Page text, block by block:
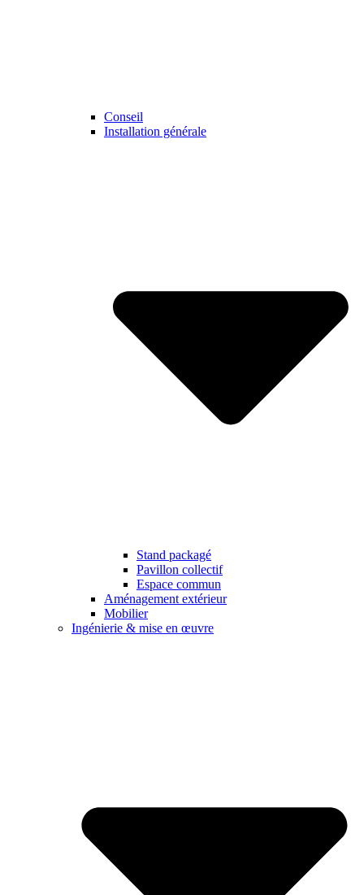
Conseil
Installation générale
Stand packagé
Pavillon collectif
Espace commun
Aménagement extérieur
Mobilier
Ingénierie & mise en œuvre